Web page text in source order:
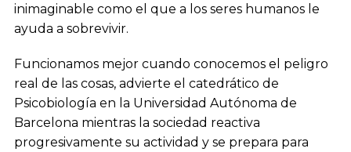
inimaginable como el que a los seres humanos le
ayuda a sobrevivir.
Funcionamos mejor cuando conocemos el peligro
real de las cosas, advierte el catedrático de
Psicobiología en la Universidad Autónoma de
Barcelona mientras la sociedad reactiva
progresivamente su actividad y se prepara para